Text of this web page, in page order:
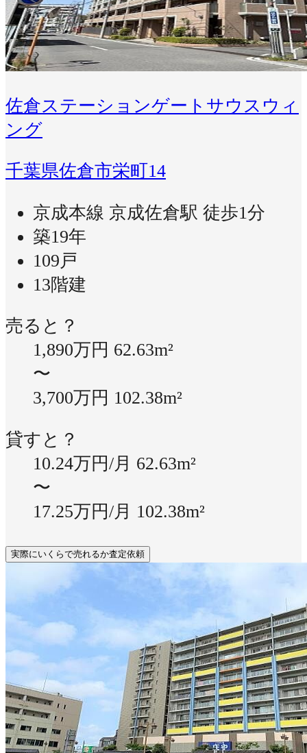
佐倉ステーションゲートサウスウィ
ング
千葉県佐倉市栄町14
京成本線 京成佐倉駅 徒歩1分
築19年
109戸
13階建
売ると？
1,890万円 62.63m²
〜
3,700万円 102.38m²
貸すと？
10.24万円/月 62.63m²
〜
17.25万円/月 102.38m²
実際にいくらで売れるか査定依頼